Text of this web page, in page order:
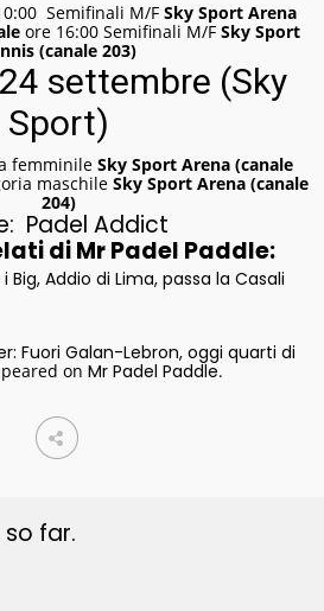
Semifinali M/F Sky Sport Arena
ore 16:00 Semifinali M/F Sky Sport
(canale 203)
settembre (Sky
Sport)
femminile Sky Sport Arena (canale
maschile Sky Sport Arena (canale
204)
Padel Addict
di Mr Padel Paddle:
Big, Addio di Lima, passa la Casali
Fuori Galan-Lebron, oggi quarti di
on Mr Padel Paddle.
far.